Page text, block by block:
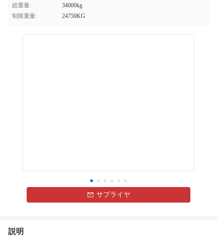
総重量:
34000kg
制限重量:
24750KG
サプライヤ
説明